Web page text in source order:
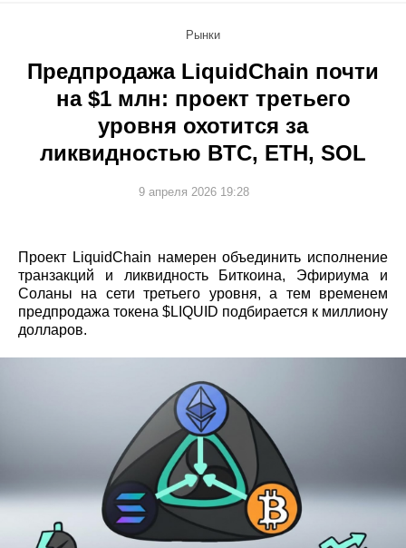
Рынки
Предпродажа LiquidChain почти
на $1 млн: проект третьего
уровня охотится за
ликвидностью BTC, ETH, SOL
9 апреля 2026 19:28
Проект LiquidChain намерен объединить исполнение
транзакций и ликвидность Биткоина, Эфириума и
Соланы на сети третьего уровня, а тем временем
предпродажа токена $LIQUID подбирается к миллиону
долларов.